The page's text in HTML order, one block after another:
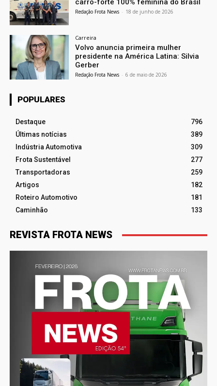
carro-forte 100% feminina do Brasil
Redação Frota News - 18 de junho de 2026
Carreira
Volvo anuncia primeira mulher
presidente na América Latina: Silvia
Gerber
Redação Frota News - 6 de maio de 2026
POPULARES
Destaque
796
Últimas notícias
389
Indústria Automotiva
309
Frota Sustentável
277
Transportadoras
259
Artigos
182
Roteiro Automotivo
181
Caminhão
133
REVISTA FROTA NEWS